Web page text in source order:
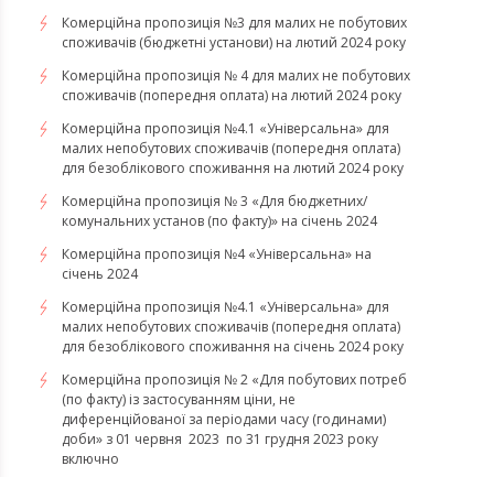
Комерційна пропозиція №3 для малих не побутових
споживачів (бюджетні установи) на лютий 2024 року
Комерційна пропозиція № 4 для малих не побутових
споживачів (попередня оплата) на лютий 2024 року
Комерційна пропозиція №4.1 «Універсальна» для
малих непобутових споживачів (попередня оплата)
для безоблікового споживання на лютий 2024 року
Комерційна пропозиція № 3 «Для бюджетних/
комунальних установ (по факту)» на січень 2024
Комерційна пропозиція №4 «Універсальна» на
січень 2024
Комерційна пропозиція №4.1 «Універсальна» для
малих непобутових споживачів (попередня оплата)
для безоблікового споживання на січень 2024 року
Комерційна пропозиція № 2 «Для побутових потреб
(по факту) із застосуванням ціни, не
диференційованої за періодами часу (годинами)
доби» з 01 червня 2023 по 31 грудня 2023 року
включно